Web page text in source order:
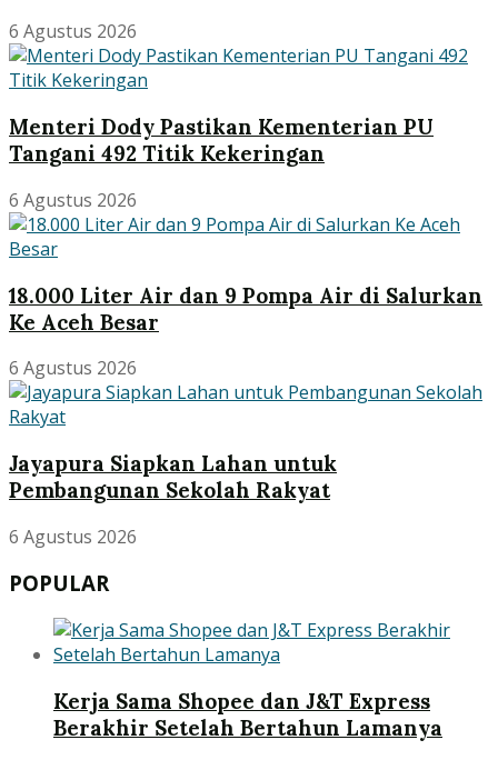
6 Agustus 2026
Menteri Dody Pastikan Kementerian PU
Tangani 492 Titik Kekeringan
6 Agustus 2026
18.000 Liter Air dan 9 Pompa Air di Salurkan
Ke Aceh Besar
6 Agustus 2026
Jayapura Siapkan Lahan untuk
Pembangunan Sekolah Rakyat
6 Agustus 2026
POPULAR
Kerja Sama Shopee dan J&T Express
Berakhir Setelah Bertahun Lamanya